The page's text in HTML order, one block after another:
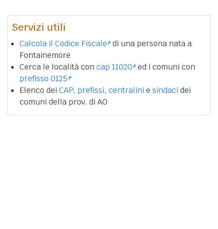
Servizi utili
Calcola il Codice Fiscale di una persona nata a
Fontainemore
Cerca le località con cap 11020 ed i comuni con
prefisso 0125
Elenco dei CAP, prefissi, centralini e sindaci dei
comuni della prov. di AO